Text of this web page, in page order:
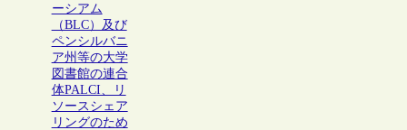
ーシアム
（BLC）及び
ペンシルバニ
ア州等の大学
図書館の連合
体PALCI、リ
ソースシェア
リングのため